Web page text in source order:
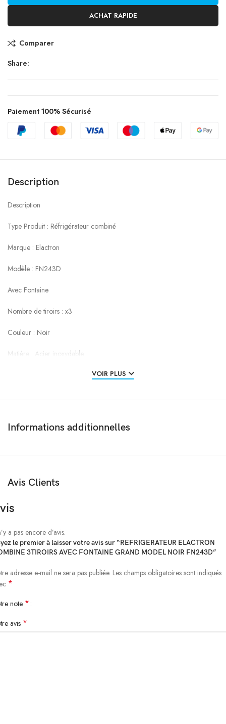
ACHAT RAPIDE
Comparer
Share:
Paiement 100% Sécurisé
Description
Description
Type Produit : Réfrigérateur combiné
Marque : Elactron
Modèle : FN243D
Avec Fontaine
Nombre de tiroirs : x3
Couleur : Noir
Matière : Acier inoxydable
VOIR PLUS
Informations additionnelles
Avis Clients
a pas encore d’avis.
le premier à laisser votre avis sur “REFRIGERATEUR ELACTRON
3TIROIRS AVEC FONTAINE GRAND MODEL NOIR FN243D”
adresse e-mail ne sera pas publiée. Les champs obligatoires sont indiqués
*
note *
avis *